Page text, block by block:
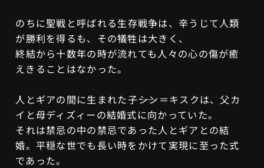
のちに聖戦と呼ばれる生存戦争は、辛うじて人類
が勝利を得るも、その犠牲は大きく、
終結から十数年の時が流れても人々の心の傷が癒
えきることはなかった。
人とギアの間に生まれた子――シン＝キスクは、父カ
イと母ディズィーの結婚式に向かっていた。
それは禁忌の中の禁忌であった人とギアとの結
婚。平穏な世でも長い時をかけて実現に至った式
であった。